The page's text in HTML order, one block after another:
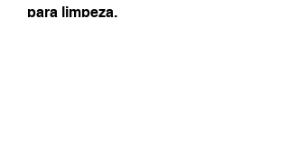
para limpeza.